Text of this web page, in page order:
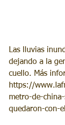
Las lluvias
dejando a la
cuello. Más
https://
metro-de-
quedaron-con-